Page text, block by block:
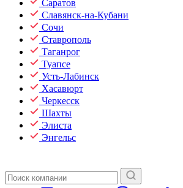
Саратов
Славянск-на-Кубани
Сочи
Ставрополь
Таганрог
Туапсе
Усть-Лабинск
Хасавюрт
Черкесск
Шахты
Элиста
Энгельс